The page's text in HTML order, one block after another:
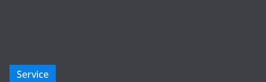
Service